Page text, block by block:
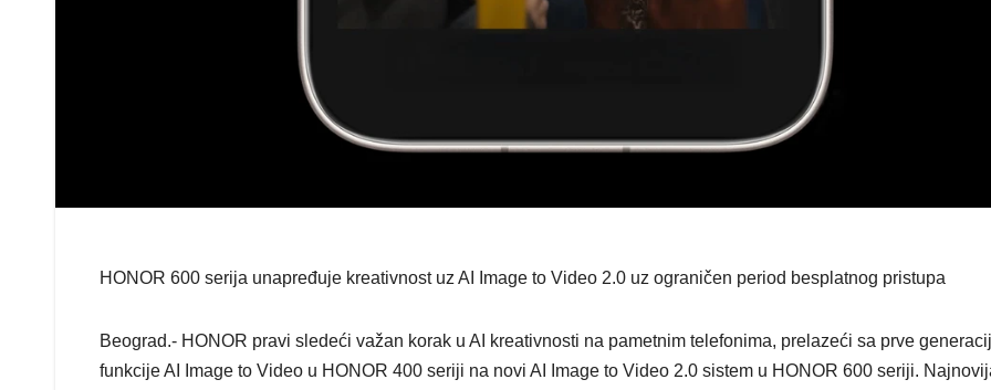
HONOR 600 serija unapređuje kreativnost uz AI Image to Video 2.0 uz ograničen period besplatnog pristupa
Beograd.- HONOR pravi sledeći važan korak u AI kreativnosti na pametnim telefonima, prelazeći sa prve
funkcije AI Image to Video u HONOR 400 seriji na novi AI Image to Video 2.0 sistem u HONOR 600 seriji.